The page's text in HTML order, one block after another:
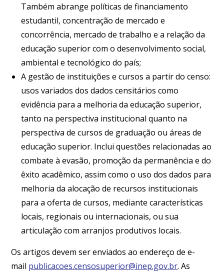
Também abrange políticas de financiamento
estudantil, concentração de mercado e
concorrência, mercado de trabalho e a relação da
educação superior com o desenvolvimento social,
ambiental e tecnológico do país;
A gestão de instituições e cursos a partir do censo:
usos variados dos dados censitários como
evidência para a melhoria da educação superior,
tanto na perspectiva institucional quanto na
perspectiva de cursos de graduação ou áreas de
educação superior. Inclui questões relacionadas ao
combate à evasão, promoção da permanência e do
êxito acadêmico, assim como o uso dos dados para
melhoria da alocação de recursos institucionais
para a oferta de cursos, mediante características
locais, regionais ou internacionais, ou sua
articulação com arranjos produtivos locais.
Os artigos devem ser enviados ao endereço de e-
mail publicacoes.censosuperior@inep.gov.br. As